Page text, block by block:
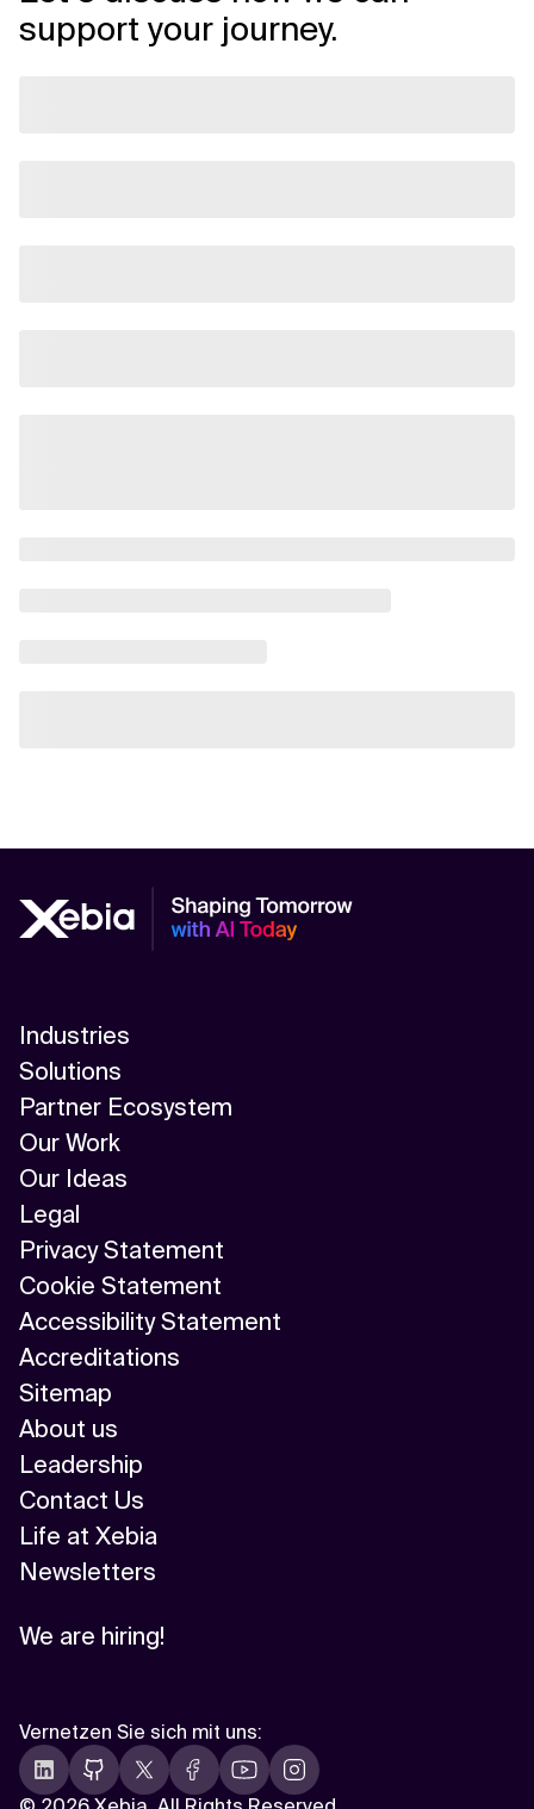
support your journey.
Industries
Solutions
Partner Ecosystem
Our Work
Our Ideas
Legal
Privacy Statement
Cookie Statement
Accessibility Statement
Accreditations
Sitemap
About us
Leadership
Contact Us
Life at Xebia
Newsletters
We are hiring!
Vernetzen Sie sich mit uns: